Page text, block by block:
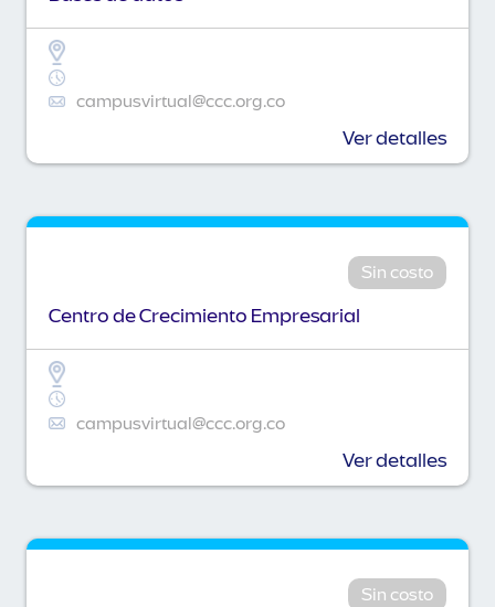
campusvirtual@ccc.org.co
Ver detalles
Sin costo
Centro de Crecimiento Empresarial
campusvirtual@ccc.org.co
Ver detalles
Sin costo